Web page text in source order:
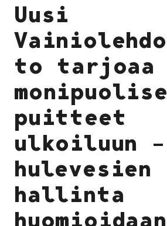
Uusi
to tarjoaa
puitteet
ulkoiluun –
hulevesien
hallinta
huomioidaan